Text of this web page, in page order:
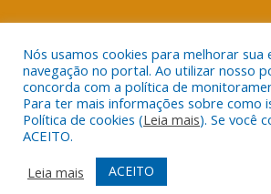
Todos os direitos reservados a Câmara
Mapa do Site
Acessar Área Administrativa
Acessar Webmail
Nós usamos cookies para melhorar sua
navegação no portal. Ao utilizar nosso
concorda com a política de
Para ter mais informações sobre como
Política de cookies (Leia mais). Se você
ACEITO.
Leia mais
ACEITO